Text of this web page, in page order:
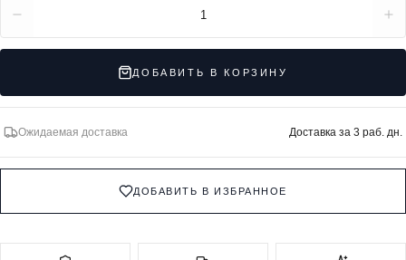
1
ДОБАВИТЬ В КОРЗИНУ
Ожидаемая доставка Доставка за 3 раб. дн.
ДОБАВИТЬ В ИЗБРАННОЕ